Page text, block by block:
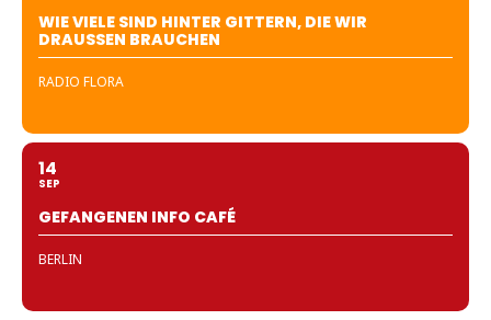
WIE VIELE SIND HINTER GITTERN, DIE WIR
DRAUSSEN BRAUCHEN
RADIO FLORA
14
SEP
GEFANGENEN INFO CAFÉ
BERLIN